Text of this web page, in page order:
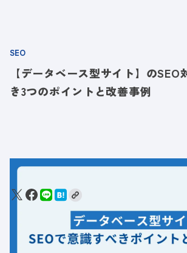
SEO
【データベース型サイト】の
き3つのポイントと改善事例